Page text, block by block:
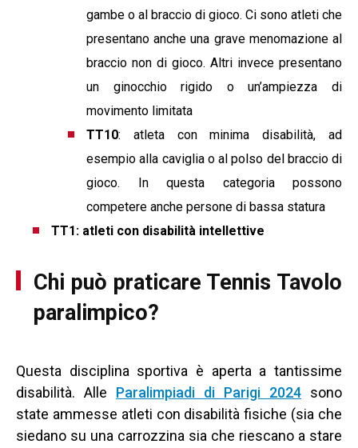
gambe o al braccio di gioco. Ci sono atleti che
presentano anche una grave menomazione al
braccio non di gioco. Altri invece presentano
un ginocchio rigido o un’ampiezza di
movimento limitata
TT10: atleta con minima disabilità, ad
esempio alla caviglia o al polso del braccio di
gioco. In questa categoria possono
competere anche persone di bassa statura
TT1: atleti con disabilità intellettive
Chi può praticare Tennis Tavolo
paralimpico?
Questa disciplina sportiva è aperta a tantissime
disabilità. Alle Paralimpiadi di Parigi 2024 sono
state ammesse atleti con disabilità fisiche (sia che
siedano su una carrozzina sia che riescano a stare